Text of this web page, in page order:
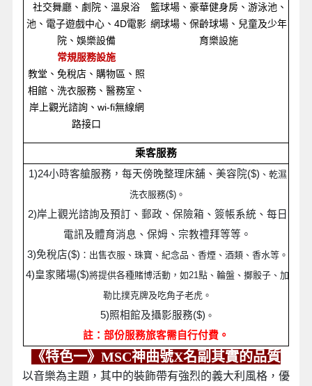
社交舞廳、劇院、溫泉浴
池、電子遊戲中心、4D電影
院、娛樂設備
常規服務設施
教堂、免稅店、購物區、照
相館、洗衣服務、醫務室、
岸上觀光諮詢、wi-fi無線網
路接口
籃球場、豪華健身房、游泳池、
網球場、保齡球場、兒童及少年
育樂設施
乘客服務
1)24小時客艙服務，每天傍晚整理床舖、美容院($) 、乾濕
洗衣服務($) 。
2)岸上觀光諮詢及預訂、郵政、保險箱、簽帳系統、每日
電訊及體育消息、保姆、宗教禮拜等等。
3)免稅店($) ：出售衣服、珠寶、紀念品、香煙、酒類、香水等。
4)皇家賭場($)將提供各種賭博活動，如21點、輪盤、擲骰子、加
勒比撲克牌及吃角子老虎。
5)照相館及攝影服務($) 。
註：部份服務旅客需自行付費。
《特色一》MSC神曲號X名副其實的品質
以音樂為主題，其中的裝飾帶有強烈的義大利風格，優